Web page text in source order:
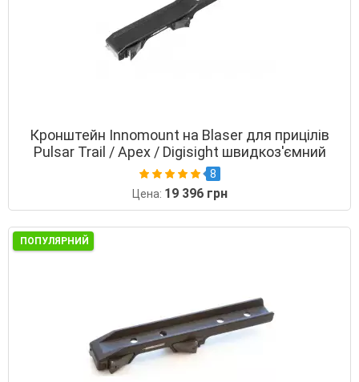
Кронштейн Innomount на Blaser для прицілів
Pulsar Trail / Apex / Digisight швидкоз'ємний
8
Цена: 19 396 грн
ПОПУЛЯРНИЙ